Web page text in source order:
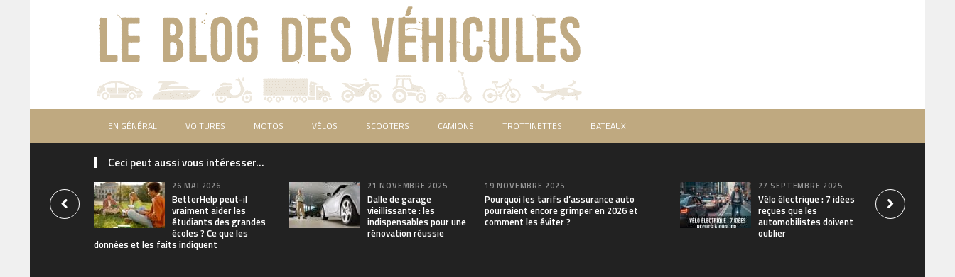
EN GÉNÉRAL VOITURES MOTOS VÉLOS SCOOTERS CAMIONS TROTTINETTES BATEAUX
Ceci peut aussi vous intéresser...
26 MAI 2026
BetterHelp peut-il
vraiment aider les
étudiants des grandes
écoles ? Ce que les
données et les faits indiquent
21 NOVEMBRE 2025
Dalle de garage
vieillissante : les
indispensables pour une
rénovation réussie
19 NOVEMBRE 2025
Pourquoi les tarifs d’assurance auto
pourraient encore grimper en 2026 et
comment les éviter ?
27 SEPTEMBRE 2025
Vélo électrique : 7 idées
reçues que les
automobilistes doivent
oublier